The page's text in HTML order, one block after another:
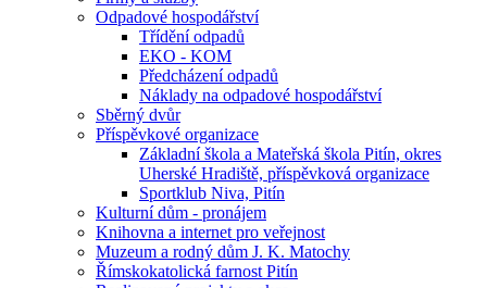
Odpadové hospodářství
Třídění odpadů
EKO - KOM
Předcházení odpadů
Náklady na odpadové hospodářství
Sběrný dvůr
Příspěvkové organizace
Základní škola a Mateřská škola Pitín, okres
Uherské Hradiště, příspěvková organizace
Sportklub Niva, Pitín
Kulturní dům - pronájem
Knihovna a internet pro veřejnost
Muzeum a rodný dům J. K. Matochy
Římskokatolická farnost Pitín